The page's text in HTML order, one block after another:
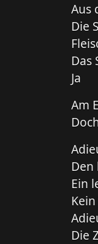
Aus
Die
Das
Ja
Am
Den
Ein
Die